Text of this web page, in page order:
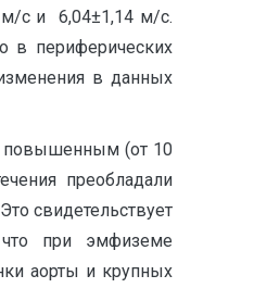
м/с и 6,04±1,14 м/с.
в периферических
в данных
повышенным (от 10
преобладали
свидетельствует
при эмфиземе
аорты и крупных